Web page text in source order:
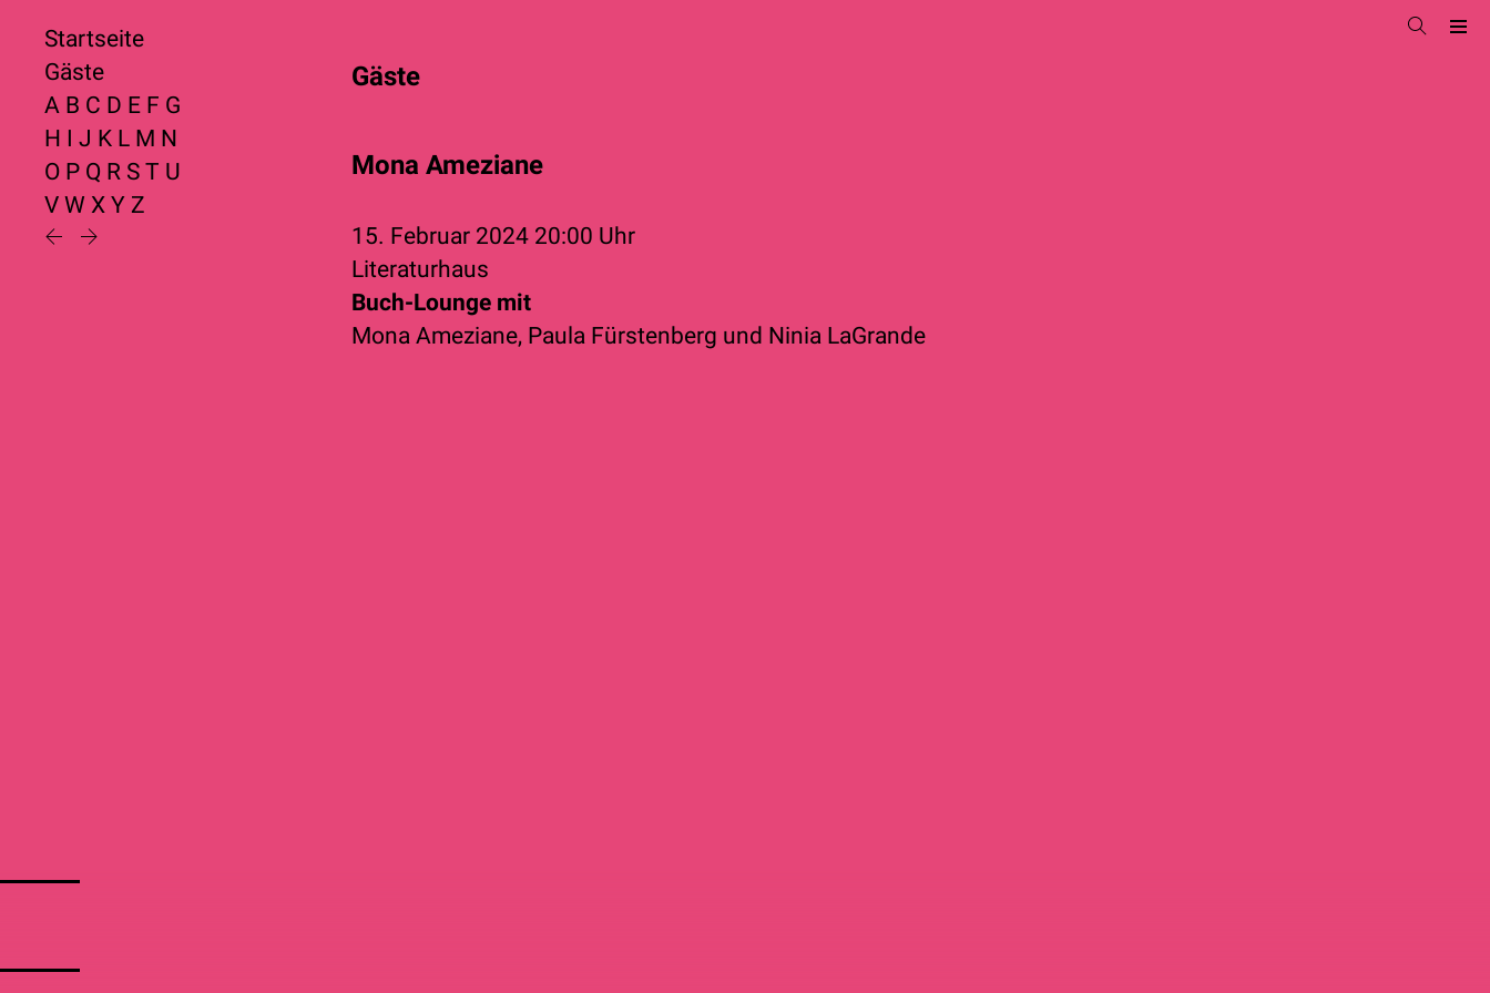
Startseite
Gäste
A B C D E F G
H I J K L M N
O P Q R S T U
V W X Y Z
Gäste
Mona Ameziane
15. Februar 2024 20:00 Uhr
Literaturhaus
Buch-Lounge mit
Mona Ameziane, Paula Fürstenberg und Ninia LaGrande